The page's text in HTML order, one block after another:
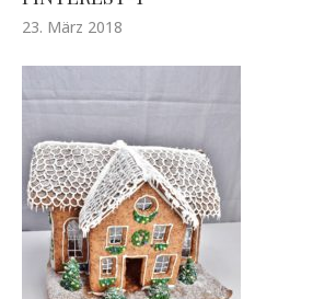
23. März 2018